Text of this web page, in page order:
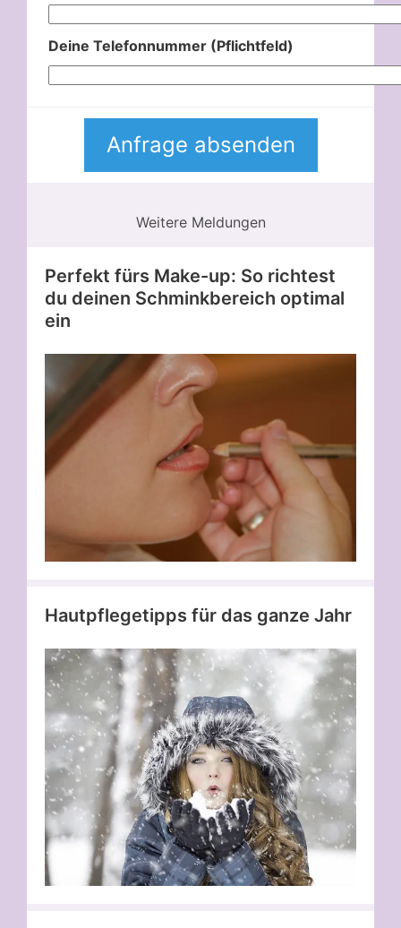
Deine Telefonnummer (Pflichtfeld)
Weitere Meldungen
Perfekt fürs Make-up: So richtest
du deinen Schminkbereich optimal
ein
Hautpflegetipps für das ganze Jahr